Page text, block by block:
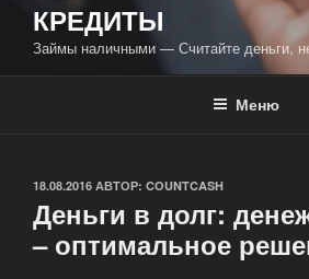
КРЕДИТЫ
Займы наличными — Считайте деньги,
Меню
ОПУБЛИКОВАНО
18.08.2016 АВТОР: COUNTCASH
Деньги в долг:
– оптимальное